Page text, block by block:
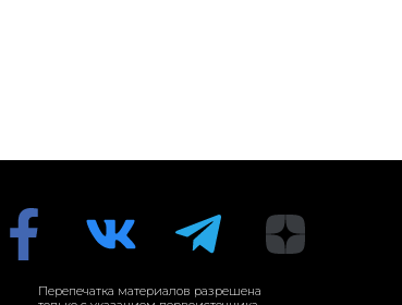
Перепечатка материалов разрешена